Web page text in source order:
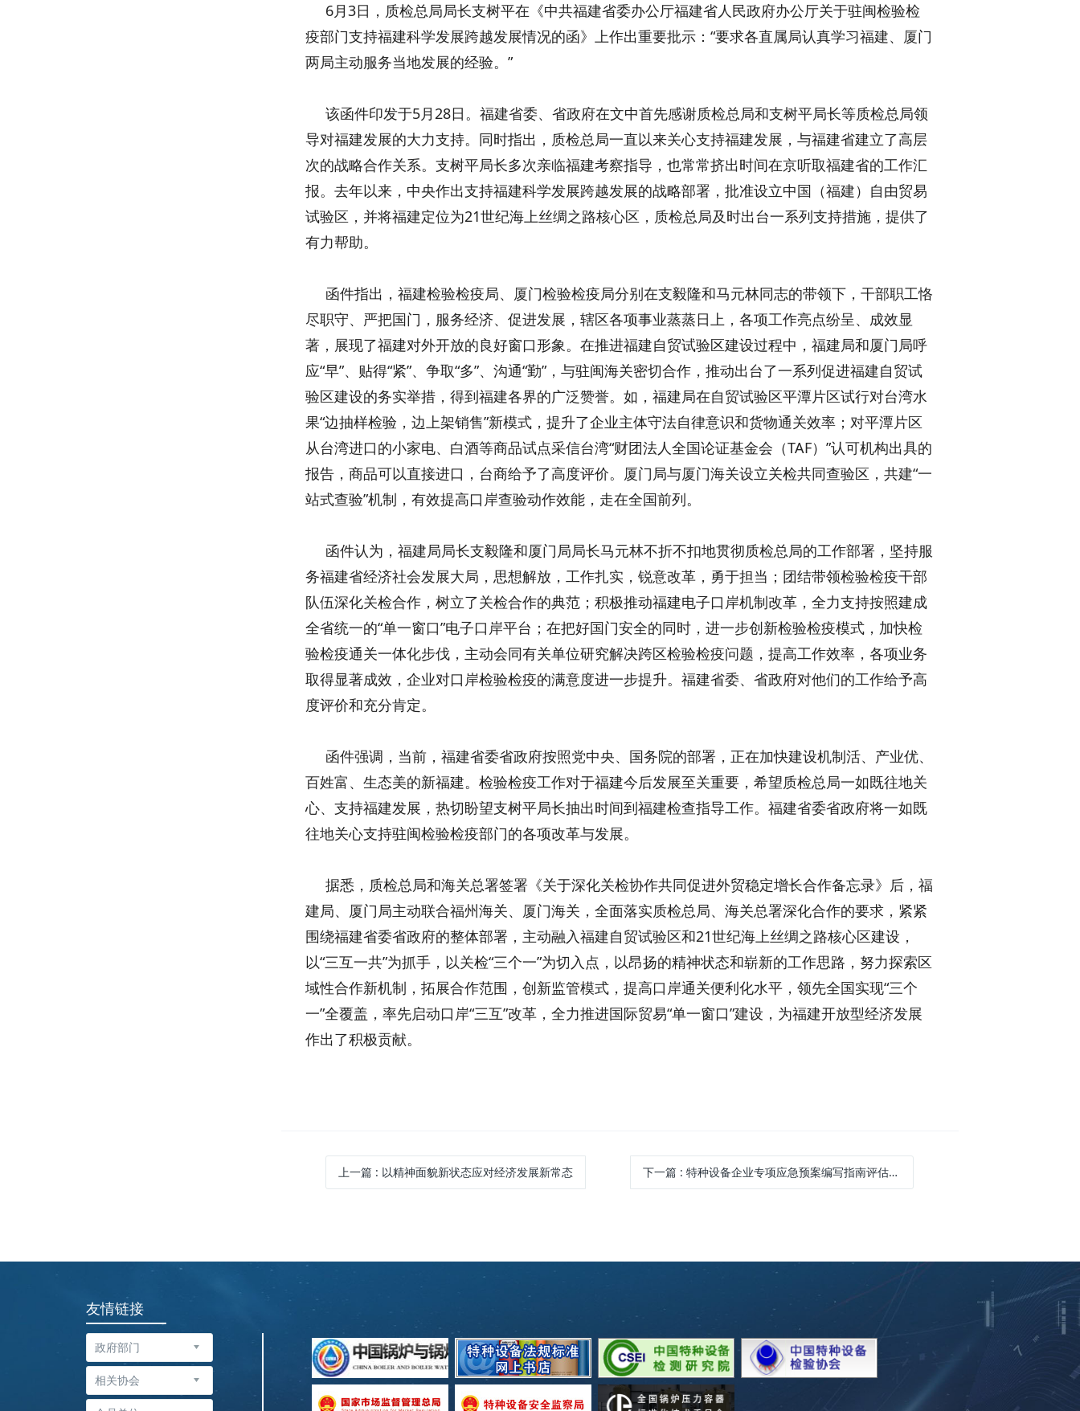
6月3日，质检总局局长支树平在《中共福建省委办公厅福建省人民政府办公厅关于驻闽检验检
疫部门支持福建科学发展跨越发展情况的函》上作出重要批示：“要求各直属局认真学习福建、厦门
两局主动服务当地发展的经验。”
该函件印发于5月28日。福建省委、省政府在文中首先感谢质检总局和支树平局长等质检总局领
导对福建发展的大力支持。同时指出，质检总局一直以来关心支持福建发展，与福建省建立了高层
次的战略合作关系。支树平局长多次亲临福建考察指导，也常常挤出时间在京听取福建省的工作汇
报。去年以来，中央作出支持福建科学发展跨越发展的战略部署，批准设立中国（福建）自由贸易
试验区，并将福建定位为21世纪海上丝绸之路核心区，质检总局及时出台一系列支持措施，提供了
有力帮助。
函件指出，福建检验检疫局、厦门检验检疫局分别在支毅隆和马元林同志的带领下，干部职工恪
尽职守、严把国门，服务经济、促进发展，辖区各项事业蒸蒸日上，各项工作亮点纷呈、成效显
著，展现了福建对外开放的良好窗口形象。在推进福建自贸试验区建设过程中，福建局和厦门局呼
应“早”、贴得“紧”、争取“多”、沟通“勤”，与驻闽海关密切合作，推动出台了一系列促进福建自贸试
验区建设的务实举措，得到福建各界的广泛赞誉。如，福建局在自贸试验区平潭片区试行对台湾水
果“边抽样检验，边上架销售”新模式，提升了企业主体守法自律意识和货物通关效率；对平潭片区
从台湾进口的小家电、白酒等商品试点采信台湾“财团法人全国论证基金会（TAF）”认可机构出具的
报告，商品可以直接进口，台商给予了高度评价。厦门局与厦门海关设立关检共同查验区，共建“一
站式查验”机制，有效提高口岸查验动作效能，走在全国前列。
函件认为，福建局局长支毅隆和厦门局局长马元林不折不扣地贯彻质检总局的工作部署，坚持服
务福建省经济社会发展大局，思想解放，工作扎实，锐意改革，勇于担当；团结带领检验检疫干部
队伍深化关检合作，树立了关检合作的典范；积极推动福建电子口岸机制改革，全力支持按照建成
全省统一的“单一窗口”电子口岸平台；在把好国门安全的同时，进一步创新检验检疫模式，加快检
验检疫通关一体化步伐，主动会同有关单位研究解决跨区检验检疫问题，提高工作效率，各项业务
取得显著成效，企业对口岸检验检疫的满意度进一步提升。福建省委、省政府对他们的工作给予高
度评价和充分肯定。
函件强调，当前，福建省委省政府按照党中央、国务院的部署，正在加快建设机制活、产业优、
百姓富、生态美的新福建。检验检疫工作对于福建今后发展至关重要，希望质检总局一如既往地关
心、支持福建发展，热切盼望支树平局长抽出时间到福建检查指导工作。福建省委省政府将一如既
往地关心支持驻闽检验检疫部门的各项改革与发展。
据悉，质检总局和海关总署签署《关于深化关检协作共同促进外贸稳定增长合作备忘录》后，福
建局、厦门局主动联合福州海关、厦门海关，全面落实质检总局、海关总署深化合作的要求，紧紧
围绕福建省委省政府的整体部署，主动融入福建自贸试验区和21世纪海上丝绸之路核心区建设，
以“三互一共”为抓手，以关检“三个一”为切入点，以昂扬的精神状态和崭新的工作思路，努力探索区
域性合作新机制，拓展合作范围，创新监管模式，提高口岸通关便利化水平，领先全国实现“三个
一”全覆盖，率先启动口岸“三互”改革，全力推进国际贸易“单一窗口”建设，为福建开放型经济发展
作出了积极贡献。
上一篇 : 以精神面貌新状态应对经济发展新常态 下一篇 : 特种设备企业专项应急预案编写指南评估及其体系建设研讨会在南京召开
友情链接